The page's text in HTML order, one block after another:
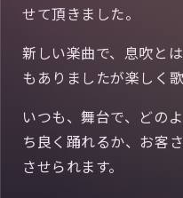
せて頂きました。
新しい楽曲で、息吹と
もありましたが楽しく
いつも、舞台で、どの
ち良く踊れるか、お客
させられます。